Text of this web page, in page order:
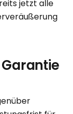
jetzt alle